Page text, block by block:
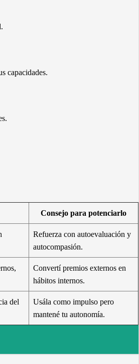
capacidades.
Consejo para potenciarlo
Refuerza con autoevaluación y
autocompasión.
Convertí premios externos en
hábitos internos.
del
Usála como impulso pero
mantené tu autonomía.